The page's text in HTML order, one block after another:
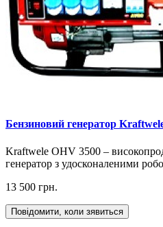
Бензиновий генератор
Kraftwele OHV 3500 –
генератор з удосконаленими
13 500 грн.
Повідомити, коли зявиться